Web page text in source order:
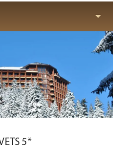
5*